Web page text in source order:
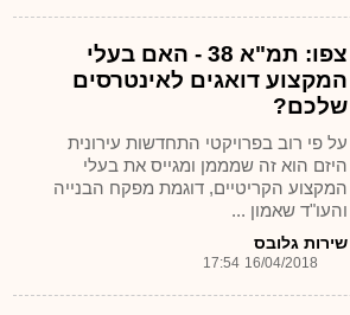
צפו: תמ"א 38 - האם בעלי
המקצוע דואגים לאינטרסים
שלכם?
על פי רוב בפרויקטי התחדשות עירונית
היזם הוא זה שמממן ומגייס את בעלי
המקצוע הקריטיים, דוגמת מפקח הבנייה
והעו"ד שאמון ...
שירות גלובס
16/04/2018
17:54